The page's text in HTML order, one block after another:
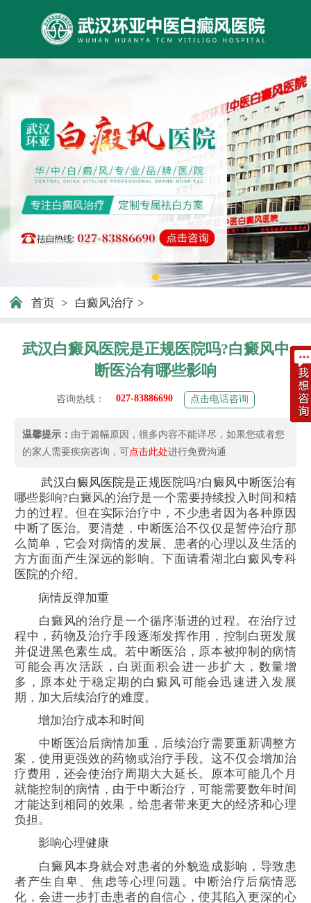
首页 > 白癜风治疗 >
武汉白癜风医院是正规医院吗?白癜风中
断医治有哪些影响
咨询热线： 027-83886690 点击电话咨询
温馨提示： 由于篇幅原因，很多内容不能详尽，如果您或者您
的家人需要疾病咨询，可点击此处进行免费沟通
武汉白癜风医院是正规医院吗?白癜风中断医治有
哪些影响?白癜风的治疗是一个需要持续投入时间和精
力的过程。但在实际治疗中，不少患者因为各种原因
中断了医治。要清楚，中断医治不仅仅是暂停治疗那
么简单，它会对病情的发展、患者的心理以及生活的
方方面面产生深远的影响。下面请看湖北白癜风专科
医院的介绍。
病情反弹加重
白癜风的治疗是一个循序渐进的过程。在治疗过
程中，药物及治疗手段逐渐发挥作用，控制白斑发展
并促进黑色素生成。若中断医治，原本被抑制的病情
可能会再次活跃，白斑面积会进一步扩大，数量增
多，原本处于稳定期的白癜风可能会迅速进入发展
期，加大后续治疗的难度。
增加治疗成本和时间
中断医治后病情加重，后续治疗需要重新调整方
案，使用更强效的药物或治疗手段。这不仅会增加治
疗费用，还会使治疗周期大大延长。原本可能几个月
就能控制的病情，由于中断治疗，可能需要数年时间
才能达到相同的效果，给患者带来更大的经济和心理
负担。
影响心理健康
白癜风本身就会对患者的外貌造成影响，导致患
者产生自卑、焦虑等心理问题。中断治疗后病情恶
化，会进一步打击患者的自信心，使其陷入更深的心